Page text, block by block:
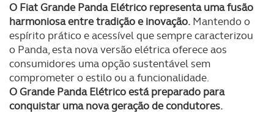
Consulte a política de cookies do site.
O Fiat Grande Panda Elétrico representa uma fusão
harmoniosa entre tradição e inovação. Mantendo o
espírito prático e acessível que sempre caracterizou
o Panda, esta nova versão elétrica oferece aos
consumidores uma opção sustentável sem
comprometer o estilo ou a funcionalidade.
O Grande Panda Elétrico está preparado para
conquistar uma nova geração de condutores.